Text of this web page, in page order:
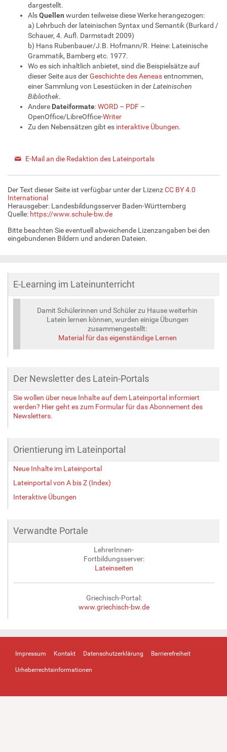
dargestellt.
AlsQuellen wurden teilweise diese Werke herangezogen:
a) Lehrbuch der lateinischen Syntax und Semantik (Burkard /
Schauer, 4. Aufl. Darmstadt 2009)
b) Hans Rubenbauer/J.B. Hofmann/R. Heine: Lateinische
Grammatik, Bamberg etc. 1977.
Wo es sich inhaltlich anbietet, sind die Beispielsätze auf
dieser Seite aus derGeschichte des Aeneasentnommen,
einer Sammlung von Lesestücken in derLateinischen
Bibliothek.
Andere Dateiformate:WORD – PDF –
OpenOffice/LibreOffice-Writer
Zu den Nebensätzen gibt es interaktive Übungen.
E-Mail an die Redaktion des Lateinportals
Der Text dieser Seite ist verfügbar unter der LizenzCC BY 4.0
International
Herausgeber: Landesbildungsserver Baden-Württemberg
Quelle: https://www.schule-bw.de
Bitte beachten Sie eventuell abweichende Lizenzangaben bei den
eingebundenen Bildern und anderen Dateien.
E-Learning im Lateinunterricht
Damit Schülerinnen und Schüler zu Hause weiterhin
Latein lernen können, wurden einige Übungen
zusammengestellt:
Material für das eigenständige Lernen
Der Newsletter des Latein-Portals
Sie wollen über neue Inhalte auf dem Lateinportal informiert
werden? Hier geht es zum Formular für das Abonnement des
Newsletters.
Orientierung im Lateinportal
Neue Inhalte im Lateinportal
Lateinportal von A bis Z (Index)
Interaktive Übungen
Verwandte Portale
LehrerInnen-
Fortbildungsserver:
Lateinseiten
Griechisch-Portal:
www.griechisch-bw.de
Impressum Kontakt Datenschutzerklärung Barrierefreiheit
Urheberrechtsinformationen